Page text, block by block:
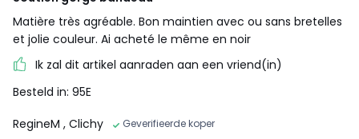
Matière très agréable. Bon maintien avec ou sans bretelles
et jolie couleur. Ai acheté le même en noir
Ik zal dit artikel aanraden aan een vriend(in)
Besteld in: 95E
RegineM , Clichy Geverifieerde koper